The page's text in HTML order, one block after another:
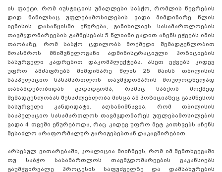
ის ფაქტი, რომ იუსტიციის უმაღლესი საბჭო, რომლის წევრების
დიდ ნაწილსაც უფლებამოსილების ვადა მიმდინარე წლის
ივნისის დასაწყისში ეწურება, განიხილავს სასამართლოების
თავმჯდომარეების გამწესებას 5 წლიანი ვადით აჩენს ეჭვებს იმის
თაობაზე, რომ საბჭო ცდილობს მოქმედი შემადგენლობით
მოასწროს მნიშვნელოვანი ადმინისტრაციული პოზიციების
სასურველი კადრებით დაკომპლექტება. ასეთ ეჭვებს კიდევ
უფრო ამძაფრებს მიმდინარე წლის 25 მაისს თბილისის
სააპელაციო სასამართლოს თავმჯდომარის მოულოდნელად
თანამდებობიდან გადადგომა, რამაც საბჭოს მოქმედ
შემადგენლობას შესაძლებლობა მისცა ამ პოზიციაზეც გაამწესოს
სასურველი კანდიდატი. აღსანიშნავია, რომ თბილისის
სააპელაციო სასამართლოს თავმჯდომარეს უფლებამოსილების
ვადა 4 თვეში ეწურებოდა, რაც კიდევ უფრო მეტ კითხვებს აჩენს
შესაძლო არაფორმალურ გარიგებებთან დაკავშირებით.
არსებულ ვითარებაში, კოალიცია მიიჩნევს, რომ იმ შემთხვევაში
თუ საბჭო სასამართლოს თავმჯდომარეების ვაკანსიებს
გაუმჭვირვალე პროცესის საფუძველზე და დამსახურების